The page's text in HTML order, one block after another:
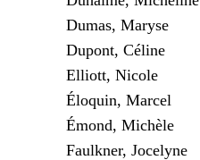
Dumas, Maryse
Dupont, Céline
Elliott, Nicole
Éloquin, Marcel
Émond, Michèle
Faulkner, Jocelyne